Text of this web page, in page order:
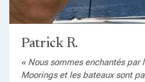
Patrick R.
« Nous sommes enchantés par
Moorings et les bateaux sont